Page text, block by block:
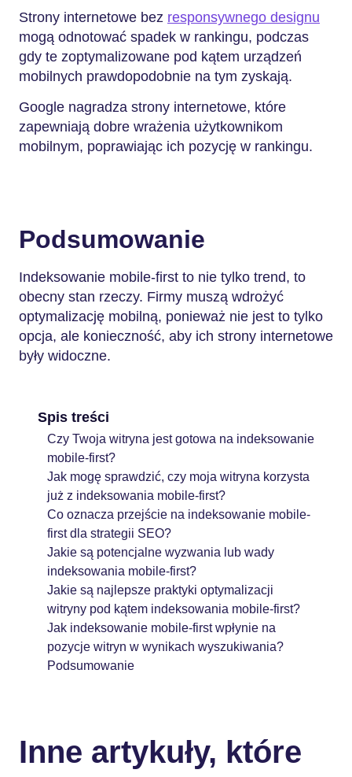
Strony internetowe bez responsywnego designu
mogą odnotować spadek w rankingu, podczas
gdy te zoptymalizowane pod kątem urządzeń
mobilnych prawdopodobnie na tym zyskają.
Google nagradza strony internetowe, które
zapewniają dobre wrażenia użytkownikom
mobilnym, poprawiając ich pozycję w rankingu.
Podsumowanie
Indeksowanie mobile-first to nie tylko trend, to
obecny stan rzeczy. Firmy muszą wdrożyć
optymalizację mobilną, ponieważ nie jest to tylko
opcja, ale konieczność, aby ich strony internetowe
były widoczne.
Spis treści
Czy Twoja witryna jest gotowa na indeksowanie
mobile-first?
Jak mogę sprawdzić, czy moja witryna korzysta
już z indeksowania mobile-first?
Co oznacza przejście na indeksowanie mobile-
first dla strategii SEO?
Jakie są potencjalne wyzwania lub wady
indeksowania mobile-first?
Jakie są najlepsze praktyki optymalizacji
witryny pod kątem indeksowania mobile-first?
Jak indeksowanie mobile-first wpłynie na
pozycje witryn w wynikach wyszukiwania?
Podsumowanie
Inne artykuły, które